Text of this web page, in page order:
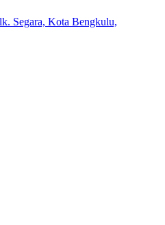
Segara, Kota Bengkulu,